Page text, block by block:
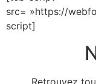
src= »https://
script]
Retrouvez